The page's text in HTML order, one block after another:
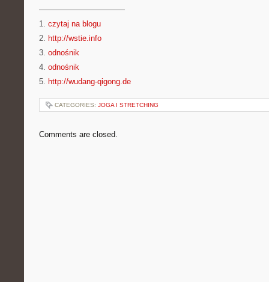
———————————
1. czytaj na blogu
2. http://wstie.info
3. odnośnik
4. odnośnik
5. http://wudang-qigong.de
CATEGORIES: JOGA I STRETCHING
Comments are closed.